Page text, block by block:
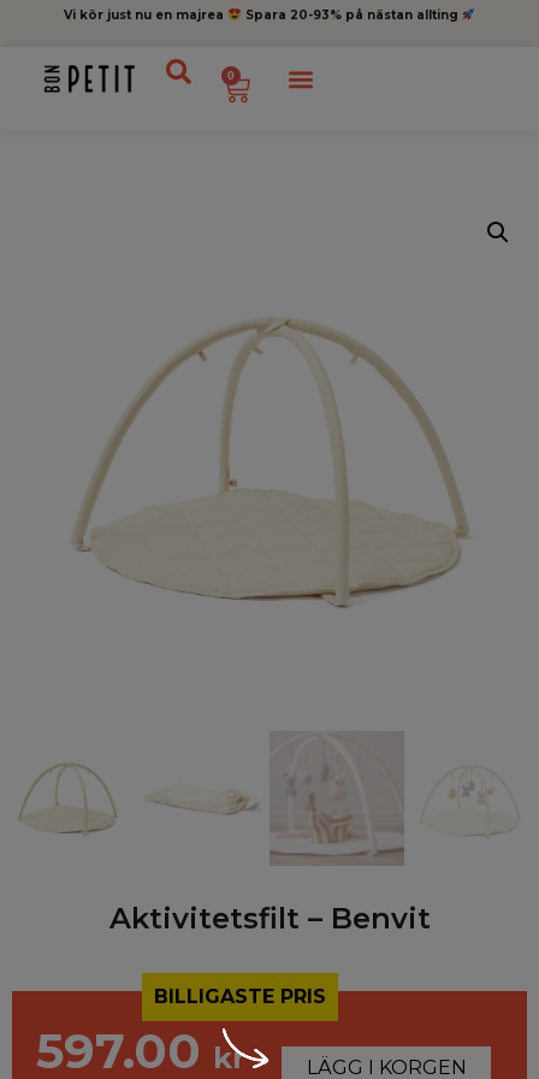
Vi kör just nu en majrea Spara 20-93% på nästan allting
0
Aktivitetsfilt – Benvit
BILLIGASTE PRIS
597.00 kr LÄGG I KORGEN